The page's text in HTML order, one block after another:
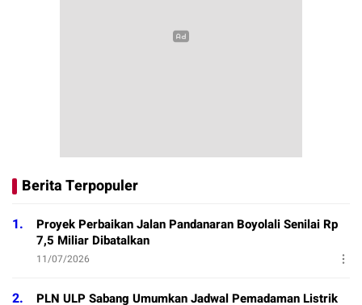
Berita Terpopuler
1.
Proyek Perbaikan Jalan Pandanaran Boyolali Senilai Rp
7,5 Miliar Dibatalkan
11/07/2026
2.
PLN ULP Sabang Umumkan Jadwal Pemadaman Listrik